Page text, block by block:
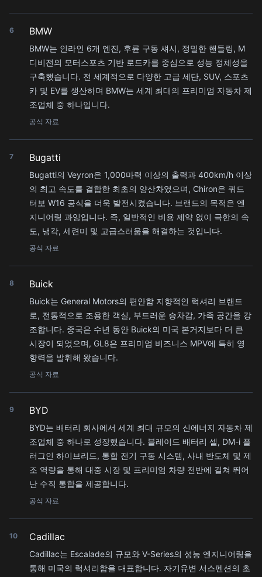
6 BMW
BMW는 인라인 6개 엔진, 후륜 구동 섀시, 정밀한 핸들링, M
디비전의 모터스포츠 기반 로드카를 중심으로 성능 정체성을
구축했습니다. 전 세계적으로 다양한 고급 세단, SUV, 스포츠
카 및 EV를 생산하며 BMW는 세계 최대의 프리미엄 자동차 제
조업체 중 하나입니다.
공식 자료
7 Bugatti
Bugatti의 Veyron은 1,000마력 이상의 출력과 400km/h 이상
의 최고 속도를 결합한 최초의 양산차였으며, Chiron은 쿼드
터보 W16 공식을 더욱 발전시켰습니다. 브랜드의 목적은 엔
지니어링 과잉입니다. 즉, 일반적인 비용 제약 없이 극한의 속
도, 냉각, 세련미 및 고급스러움을 해결하는 것입니다.
공식 자료
8 Buick
Buick는 General Motors의 편안함 지향적인 럭셔리 브랜드
로, 전통적으로 조용한 객실, 부드러운 승차감, 가족 공간을 강
조합니다. 중국은 수년 동안 Buick의 미국 본거지보다 더 큰
시장이 되었으며, GL8은 프리미엄 비즈니스 MPV에 특히 영
향력을 발휘해 왔습니다.
공식 자료
9 BYD
BYD는 배터리 회사에서 세계 최대 규모의 신에너지 자동차 제
조업체 중 하나로 성장했습니다. 블레이드 배터리 셀, DM-i 플
러그인 하이브리드, 통합 전기 구동 시스템, 사내 반도체 및 제
조 역량을 통해 대중 시장 및 프리미엄 차량 전반에 걸쳐 뛰어
난 수직 통합을 제공합니다.
공식 자료
10 Cadillac
Cadillac는 Escalade의 규모와 V-Series의 성능 엔지니어링을
통해 미국의 럭셔리함을 대표합니다. 자기유변 서스펜션의 초